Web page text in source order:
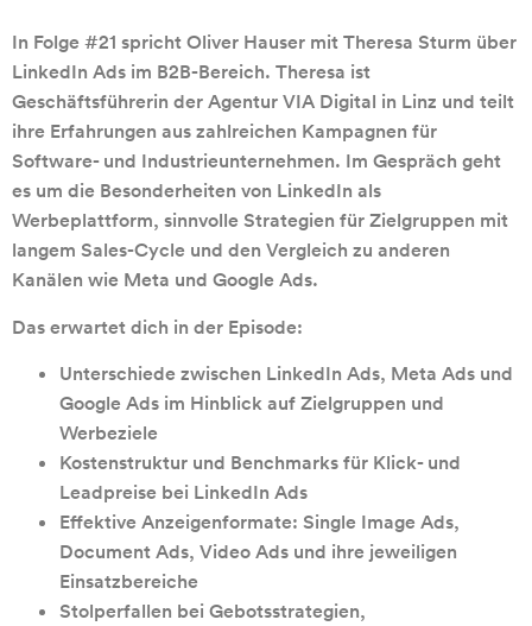
In Folge #21 spricht Oliver Hauser mit Theresa Sturm über
LinkedIn Ads im B2B-Bereich. Theresa ist
Geschäftsführerin der Agentur VIA Digital in Linz und teilt
ihre Erfahrungen aus zahlreichen Kampagnen für
Software- und Industrieunternehmen. Im Gespräch geht
es um die Besonderheiten von LinkedIn als
Werbeplattform, sinnvolle Strategien für Zielgruppen mit
langem Sales-Cycle und den Vergleich zu anderen
Kanälen wie Meta und Google Ads.
Das erwartet dich in der Episode:
Unterschiede zwischen LinkedIn Ads, Meta Ads und
Google Ads im HinblickaufZielgruppen und
Werbeziele
Kostenstruktur und Benchmarksfür Klick- und
Leadpreise bei LinkedIn Ads
Effektive Anzeigenformate: Single Image Ads,
DocumentAds, VideoAds und ihre jeweiligen
Einsatzbereiche
Stolperfallen bei Gebotsstrategien,